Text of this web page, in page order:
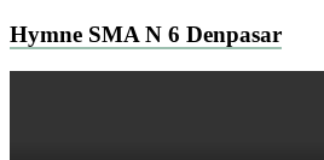
Hymne SMA N 6 Denpasar